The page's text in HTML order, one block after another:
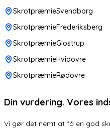
SkrotpræmieSvendborg
SkrotpræmieFrederiksberg
SkrotpræmieGlostrup
SkrotpræmieHvidovre
SkrotpræmieRødovre
Din vurdering. Vores
Vi gør det nemt at få en god